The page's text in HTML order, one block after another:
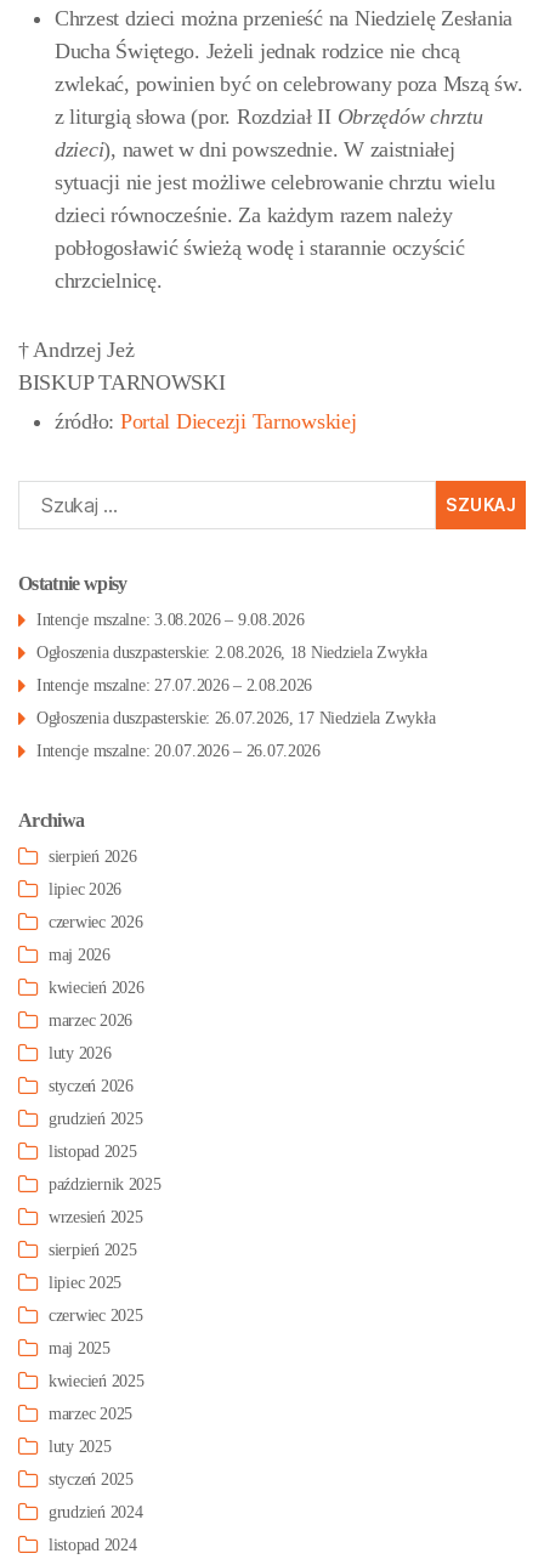
Chrzest dzieci można przenieść na Niedzielę Zesłania
Ducha Świętego. Jeżeli jednak rodzice nie chcą
zwlekać, powinien być on celebrowany poza Mszą św.
z liturgią słowa (por. Rozdział II Obrzędów chrztu
dzieci), nawet w dni powszednie. W zaistniałej
sytuacji nie jest możliwe celebrowanie chrztu wielu
dzieci równocześnie. Za każdym razem należy
pobłogosławić świeżą wodę i starannie oczyścić
chrzcielnicę.
† Andrzej Jeż
BISKUP TARNOWSKI
źródło: Portal Diecezji Tarnowskiej
Ostatnie wpisy
Intencje mszalne: 3.08.2026 – 9.08.2026
Ogłoszenia duszpasterskie: 2.08.2026, 18 Niedziela Zwykła
Intencje mszalne: 27.07.2026 – 2.08.2026
Ogłoszenia duszpasterskie: 26.07.2026, 17 Niedziela Zwykła
Intencje mszalne: 20.07.2026 – 26.07.2026
Archiwa
sierpień 2026
lipiec 2026
czerwiec 2026
maj 2026
kwiecień 2026
marzec 2026
luty 2026
styczeń 2026
grudzień 2025
listopad 2025
październik 2025
wrzesień 2025
sierpień 2025
lipiec 2025
czerwiec 2025
maj 2025
kwiecień 2025
marzec 2025
luty 2025
styczeń 2025
grudzień 2024
listopad 2024